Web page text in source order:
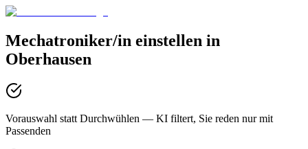
Mechatroniker/in einstellen in
Oberhausen
Vorauswahl statt Durchwühlen — KI filtert, Sie reden nur mit
Passenden